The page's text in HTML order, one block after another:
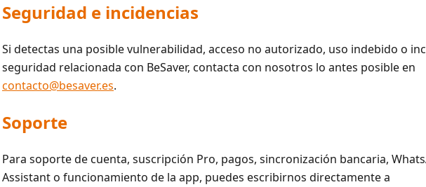
Seguridad e incidencias
Si detectas una posible vulnerabilidad, acceso no autorizado, uso indebido o
seguridad relacionada con BeSaver, contacta con nosotros lo antes posible en
contacto@besaver.es.
Soporte
Para soporte de cuenta, suscripción Pro, pagos, sincronización bancaria,
Assistant o funcionamiento de la app, puedes escribirnos directamente a